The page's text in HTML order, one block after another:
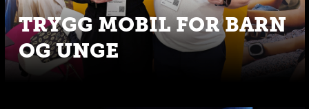
TRYGG MOBIL FOR BARN
OG UNGE